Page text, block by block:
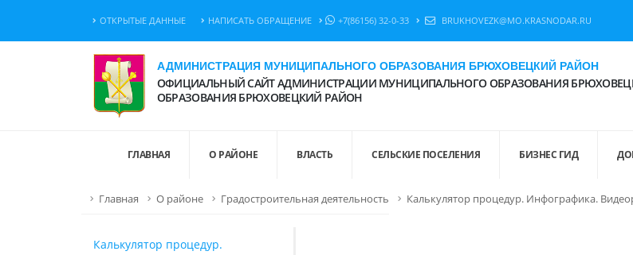
ОТКРЫТЫЕ ДАННЫЕ НАПИСАТЬ ОБРАЩЕНИЕ +7(86156) 32-0-33 BRUKHOVEZK@MO.KRASNODAR.RU
АДМИНИСТРАЦИЯ МУНИЦИПАЛЬНОГО ОБРАЗОВАНИЯ БРЮХОВЕЦКИЙ РАЙОН
ОФИЦИАЛЬНЫЙ САЙТ АДМИНИСТРАЦИИ МУНИЦИПАЛЬНОГО ОБРАЗОВАНИЯ
ОБРАЗОВАНИЯ БРЮХОВЕЦКИЙ РАЙОН
ГЛАВНАЯ О РАЙОНЕ ВЛАСТЬ СЕЛЬСКИЕ ПОСЕЛЕНИЯ БИЗНЕС ГИД
Главная О районе Градостроительная деятельность Калькулятор процедур. Инфографика.
Калькулятор процедур.